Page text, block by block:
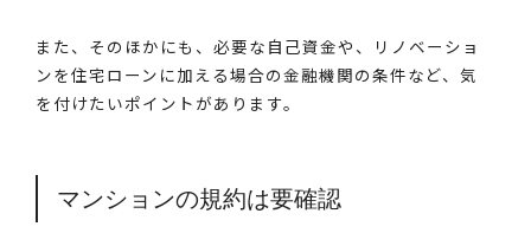
また、そのほかにも、必要な自己資金や、リノベーショ
ンを住宅ローンに加える場合の金融機関の条件など、気
を付けたいポイントがあります。
マンションの規約は要確認